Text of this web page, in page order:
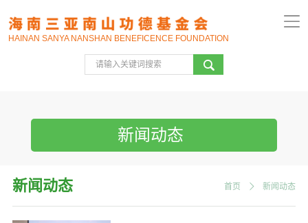
HAINAN SANYA NANSHAN BENEFICENCE FOUNDATION
新闻动态
新闻动态 首页 新闻动态